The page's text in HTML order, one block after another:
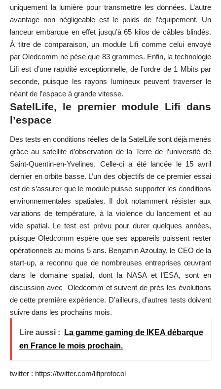
uniquement la lumière pour transmettre les données. L’autre
avantage non négligeable est le poids de l’équipement. Un
lanceur embarque en effet jusqu’à 65 kilos de câbles blindés.
À titre de comparaison, un module Lifi comme celui envoyé
par Oledcomm ne pèse que 83 grammes. Enfin, la technologie
Lifi est d’une rapidité exceptionnelle, de l’ordre de 1 Mbits par
seconde, puisque les rayons lumineux peuvent traverser le
néant de l’espace à grande vitesse.
SatelLife, le premier module Lifi dans
l’espace
Des tests en conditions réelles de la SatelLife sont déjà menés
grâce au satellite d’observation de la Terre de l’université de
Saint-Quentin-en-Yvelines. Celle-ci a été lancée le 15 avril
dernier en orbite basse. L’un des objectifs de ce premier essai
est de s’assurer que le module puisse supporter les conditions
environnementales spatiales. Il doit notamment résister aux
variations de température, à la violence du lancement et au
vide spatial. Le test est prévu pour durer quelques années,
puisque Oledcomm espère que ses appareils puissent rester
opérationnels au moins 5 ans. Benjamin Azoulay, le CEO de la
start-up, a reconnu que de nombreuses entreprises œuvrant
dans le domaine spatial, dont la NASA et l’ESA, sont en
discussion avec Oledcomm et suivent de près les évolutions
de cette première expérience. D’ailleurs, d’autres tests doivent
suivre dans les prochains mois.
Lire aussi :
La gamme gaming de IKEA débarque
en France le mois prochain.
twitter : https://twitter.com/lifiprotocol